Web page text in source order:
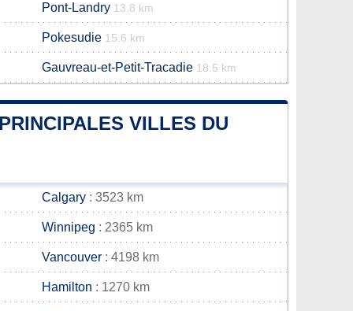
Pont-Landry 13.8 km
Pokesudie 15.6 km
Gauvreau-et-Petit-Tracadie 18.5 km
VILLES DU
Calgary : 3523 km
Winnipeg : 2365 km
Vancouver : 4198 km
Hamilton : 1270 km